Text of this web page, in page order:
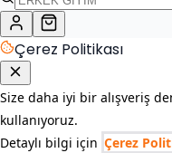
Çerez Politikası
Size daha iyi bir alışveriş
kullanıyoruz.
Detaylı bilgi için Çerez